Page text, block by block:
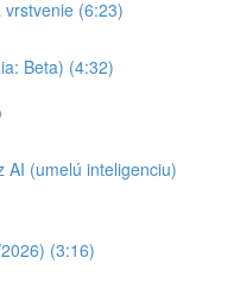
(6:23)
Beta) (4:32)
AI (umelú inteligenciu)
(3:16)